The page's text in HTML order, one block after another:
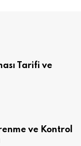
Tarifi ve
ve Kontrol